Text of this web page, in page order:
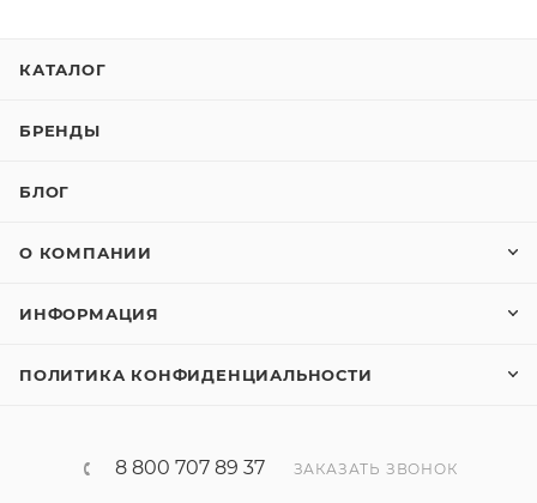
КАТАЛОГ
БРЕНДЫ
БЛОГ
О КОМПАНИИ
ИНФОРМАЦИЯ
ПОЛИТИКА КОНФИДЕНЦИАЛЬНОСТИ
8 800 707 89 37 ЗАКАЗАТЬ ЗВОНОК